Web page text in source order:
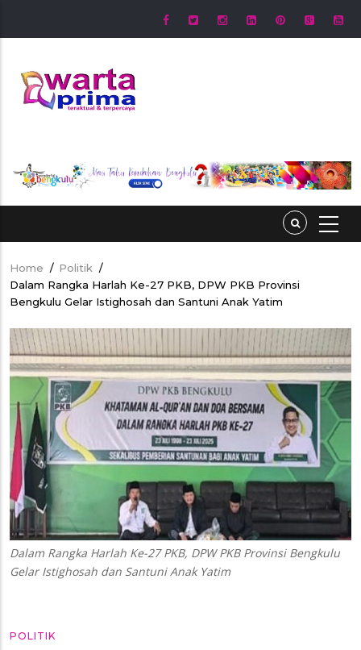
Breadcrumb
Home / Politik /
Dalam Rangka Harlah Ke-27 PKB, DPW PKB Provinsi
Bengkulu Gelar Istighosah dan Santuni Anak Yatim
Dalam Rangka Harlah Ke-27 PKB, DPW PKB Provinsi Bengkulu
Gelar Istighosah dan Santuni Anak Yatim
POLITIK